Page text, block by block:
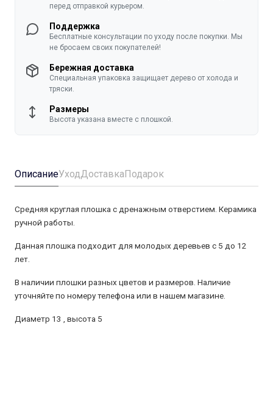
перед отправкой курьером.
Поддержка
Бесплатные консультации по уходу после покупки. Мы
не бросаем своих покупателей!
Бережная доставка
Специальная упаковка защищает дерево от холода и
тряски.
Размеры
Высота указана вместе с плошкой.
ОписаниеУходДоставкаПодарок
Средняя круглая плошка с дренажным отверстием. Керамика
ручной работы.
Данная плошка подходит для молодых деревьев с 5 до 12
лет.
В наличии плошки разных цветов и размеров. Наличие
уточняйте по номеру телефона или в нашем магазине.
Диаметр 13 , высота 5